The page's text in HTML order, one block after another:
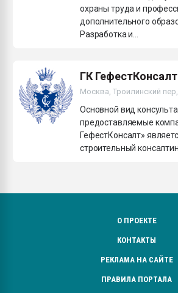
охраны труда и
дополнительного
Разработка и...
ГК ГефестКонсалт
Москва, Троилинский
Основной вид
предоставляемые
ГефестКонсалт»
строительный
О ПРОЕКТЕ
КОНТАКТЫ
РЕКЛАМА НА САЙТЕ
ПРАВИЛА ПОРТАЛА